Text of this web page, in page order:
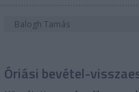
Balogh Tamás
Óriási bevétel-